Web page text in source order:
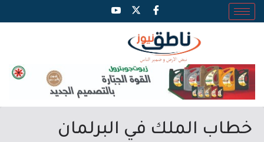
خطاب الملك في البرلمان